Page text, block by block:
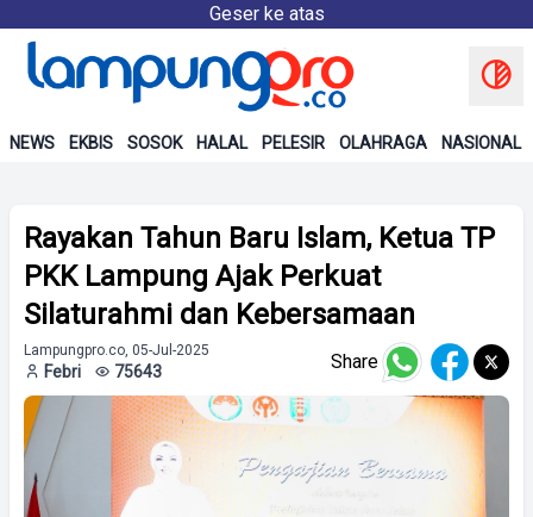
Geser ke atas
NEWS EKBIS SOSOK HALAL PELESIR OLAHRAGA NASIONAL
Rayakan Tahun Baru Islam, Ketua TP
PKK Lampung Ajak Perkuat
Silaturahmi dan Kebersamaan
Lampungpro.co, 05-Jul-2025
Febri 75643 Share